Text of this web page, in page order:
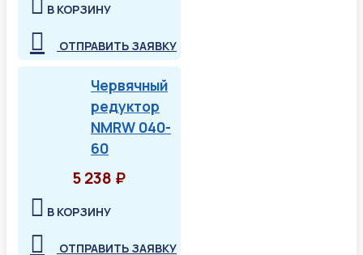
В КОРЗИНУ
ОТПРАВИТЬ ЗАЯВКУ
Червячный
редуктор
NMRW 040-
60
5 238 ₽
В КОРЗИНУ
ОТПРАВИТЬ ЗАЯВКУ